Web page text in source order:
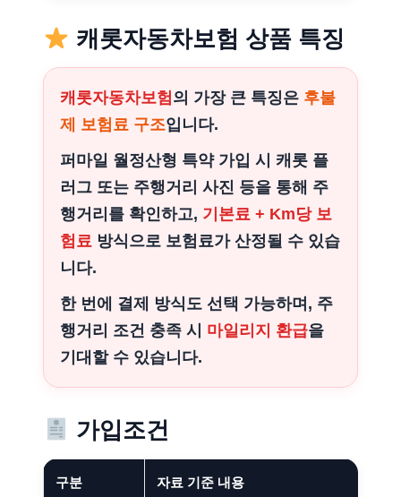
캐롯자동차보험 상품 특징
캐롯자동차보험의 가장 큰 특징은 후불
제 보험료 구조입니다.
퍼마일 월정산형 특약 가입 시 캐롯 플
러그 또는 주행거리 사진 등을 통해 주
행거리를 확인하고, 기본료 + Km당 보
험료 방식으로 보험료가 산정될 수 있습
니다.
한 번에 결제 방식도 선택 가능하며, 주
행거리 조건 충족 시 마일리지 환급을
기대할 수 있습니다.
가입조건
구분 자료 기준 내용